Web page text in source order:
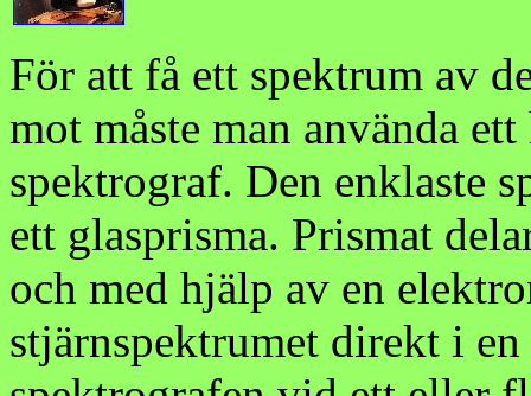
För att få ett spektrum av
mot måste man använda
spektrograf. Den enklaste
ett glasprisma. Prismat
och med hjälp av en
stjärnspektrumet direkt i